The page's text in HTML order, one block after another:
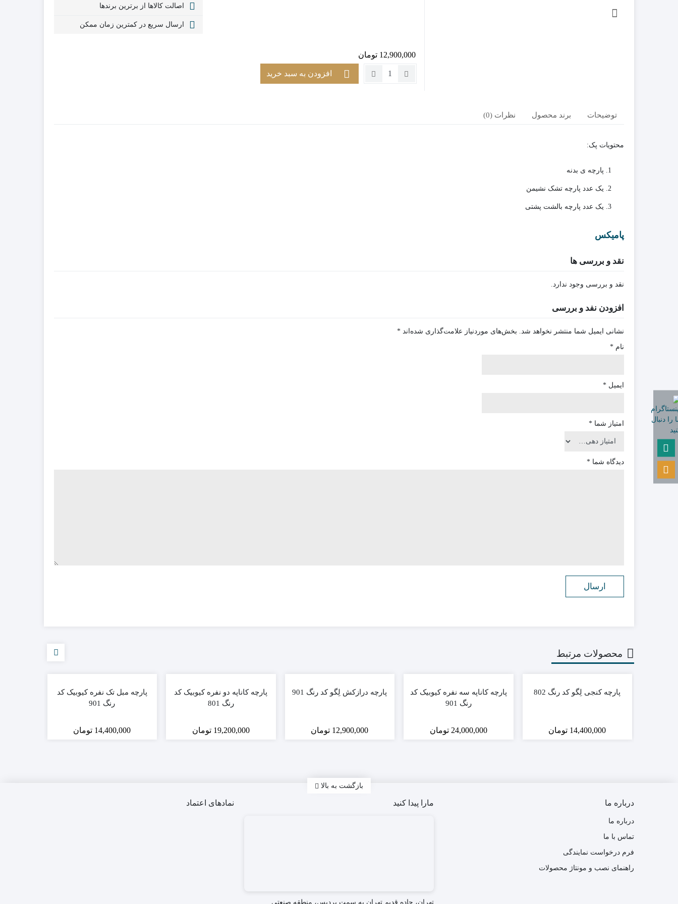
اصالت کالاها از برترین برندها
ارسال سریع در کمترین زمان ممکن
12,900,000 تومان
تعداد:
افزودن به سبد خرید
توضیحات برند محصول نظرات (0)
محتویات پک:
پارچه ی بدنه
یک عدد پارچه تشک نشیمن
یک عدد پارچه بالشت پشتی
پامیکس
نقد و بررسی ها
نقد و بررسی وجود ندارد.
افزودن نفد و بررسی
نشانی ایمیل شما منتشر نخواهد شد. بخش‌های موردنیاز علامت‌گذاری شده‌اند *
نام *
ایمیل *
امتیاز شما *
دیدگاه شما *
محصولات مرتبط
پارچه کنجی لِگو کد رنگ 802
14,400,000 تومان
پارچه کاناپه سه نفره کیوبیک کد
رنگ 901
24,000,000 تومان
پارچه درازکش لِگو کد رنگ 901
12,900,000 تومان
پارچه کاناپه دو نفره کیوبیک کد
رنگ 801
19,200,000 تومان
پارچه مبل تک نفره کیوبیک کد
رنگ 901
14,400,000 تومان
بازگشت به بالا
درباره ما
درباره ما
تماس با ما
فرم درخواست نمایندگی
راهنمای نصب و مونتاژ محصولات
مارا پیدا کنید
تهران، جاده قدیم تهران به سمت پردیس، منطقه صنعتی
نمادهای اعتماد